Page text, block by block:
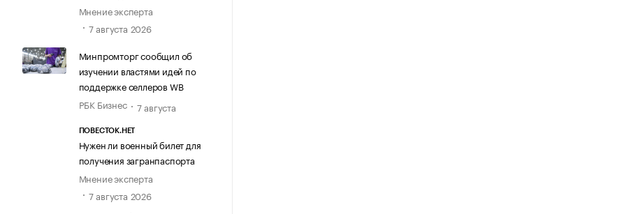
Мнение эксперта
7 августа 2026
Минпромторг сообщил об
изучении властями идей по
поддержке селлеров WB
РБК Бизнес
7 августа
ПОВЕСТОК.НЕТ
Нужен ли военный билет для
получения загранпаспорта
Мнение эксперта
7 августа 2026